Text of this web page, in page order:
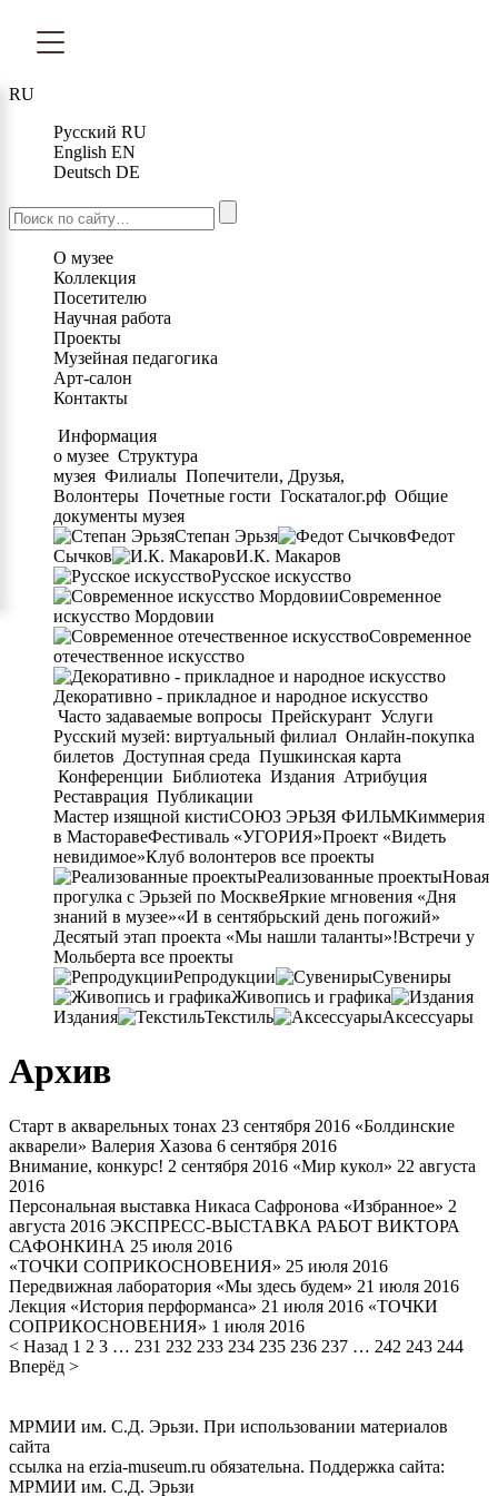
RU
Русский RU
English EN
Deutsch DE
О музее
Коллекция
Посетителю
Научная работа
Проекты
Музейная педагогика
Арт-салон
Контакты
Информация
о музее Структура
музея Филиалы Попечители, Друзья,
Волонтеры Почетные гости Госкаталог.рф Общие
документы музея
Степан Эрьзя
Федот
Сычков
И.К. Макаров
Русское искусство
Современное
искусство Мордовии
Современное
отечественное искусство
Декоративно - прикладное и народное искусство
Часто задаваемые вопросы Прейскурант Услуги
Русский музей: виртуальный филиал Онлайн-покупка
билетов Доступная среда Пушкинская карта
Конференции Библиотека Издания Атрибуция
Реставрация Публикации
Мастер изящной кистиСОЮЗ ЭРЬЗЯ ФИЛЬМКиммерия
в МасторавеФестиваль «УГОРИЯ»Проект «Видеть
невидимое»Клуб волонтеров все проекты
Реализованные проектыНовая
прогулка с Эрьзей по МосквеЯркие мгновения «Дня
знаний в музее»«И в сентябрьский день погожий»
Десятый этап проекта «Мы нашли таланты»!Встречи у
Мольберта все проекты
Репродукции
Сувениры
Живопись и графика
Издания
Текстиль Аксессуары
Архив
Старт в акварельных тонах 23 сентября 2016 «Болдинские
акварели» Валерия Хазова 6 сентября 2016
Внимание, конкурс! 2 сентября 2016 «Мир кукол» 22 августа
2016
Персональная выставка Никаса Сафронова «Избранное» 2
августа 2016 ЭКСПРЕСС-ВЫСТАВКА РАБОТ ВИКТОРА
САФОНКИНА 25 июля 2016
«ТОЧКИ СОПРИКОСНОВЕНИЯ» 25 июля 2016
Передвижная лаборатория «Мы здесь будем» 21 июля 2016
Лекция «История перформанса» 21 июля 2016 «ТОЧКИ
СОПРИКОСНОВЕНИЯ» 1 июля 2016
< Назад 1 2 3 … 231 232 233 234 235 236 237 … 242 243 244
Вперёд >
МРМИИ им. С.Д. Эрьзи. При использовании материалов
сайта
ссылка на erzia-museum.ru обязательна. Поддержка сайта:
МРМИИ им. С.Д. Эрьзи